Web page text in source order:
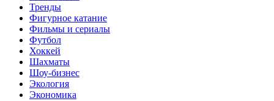
Тренды
Фигурное катание
Фильмы и сериалы
Футбол
Хоккей
Шахматы
Шоу-бизнес
Экология
Экономика